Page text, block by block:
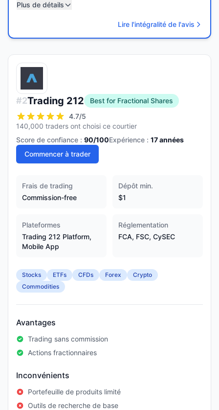
Plus de détails
Lire l'intégralité de l'avis
#2Trading 212
Best for Fractional Shares
4.7/5
140,000 traders ont choisi ce courtier
Score de confiance : 90/100Expérience : 17années
Commencer à trader
Frais de trading
Commission-free
Dépôt min.
$1
Plateformes
Trading 212 Platform,
Mobile App
Réglementation
FCA, FSC, CySEC
Stocks ETFs CFDs Forex
Crypto
Commodities
Avantages
Trading sans commission
Actions fractionnaires
Inconvénients
Portefeuille de produits limité
Outils de recherche de base